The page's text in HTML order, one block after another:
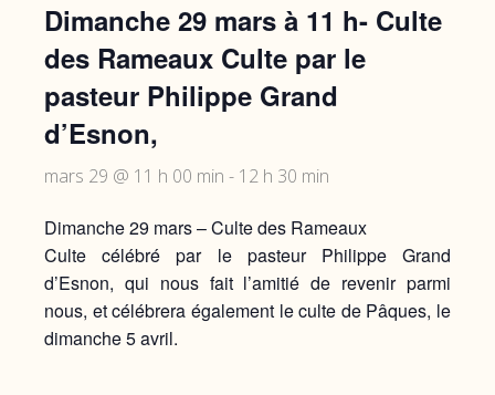
Dimanche 29 mars à 11 h- Culte
des Rameaux Culte par le
pasteur Philippe Grand
d’Esnon,
mars 29 @ 11 h 00 min - 12 h 30 min
Dimanche 29 mars – Culte des Rameaux
Culte célébré par le pasteur Philippe Grand
d’Esnon, qui nous fait l’amitié de revenir parmi
nous, et célébrera également le culte de Pâques, le
dimanche 5 avril.